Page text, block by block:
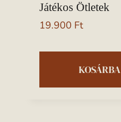
Játékos Ötletek
19.900 Ft
KOSÁRBA